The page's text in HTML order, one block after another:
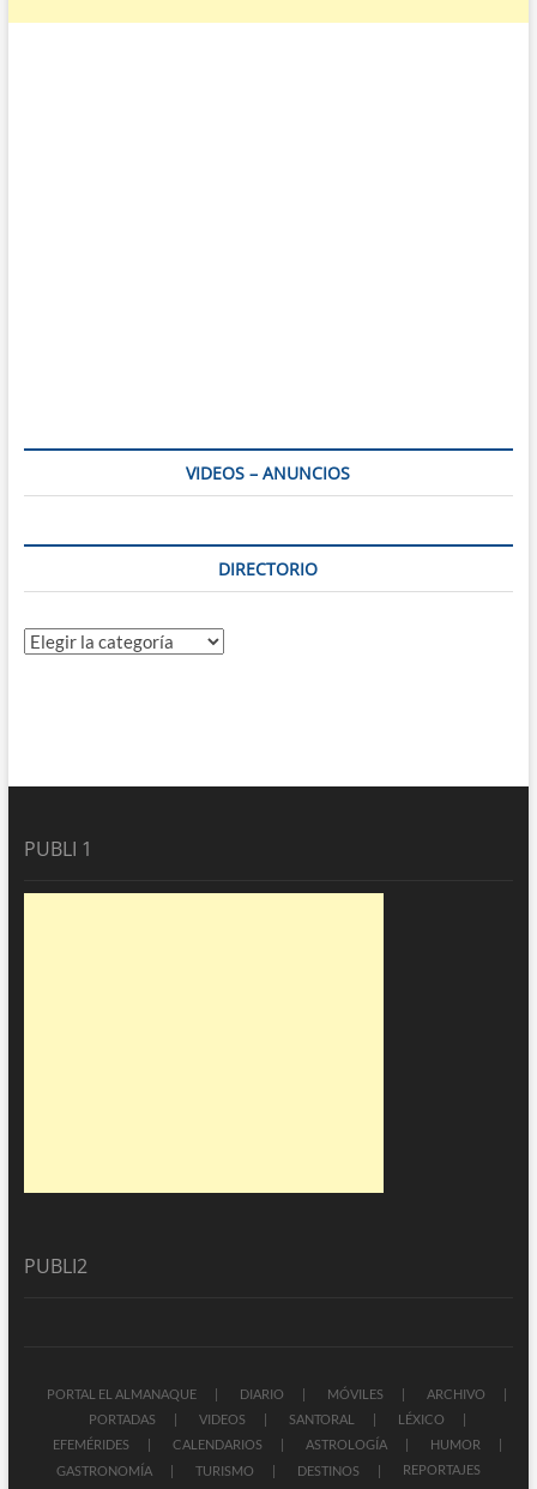
VIDEOS – ANUNCIOS
DIRECTORIO
Directorio
PUBLI 1
PUBLI2
PORTAL EL ALMANAQUE DIARIO MÓVILES
ARCHIVO
PORTADAS
VIDEOS SANTORAL
LÉXICO
EFEMÉRIDES
CALENDARIOS ASTROLOGÍA
HUMOR
GASTRONOMÍA
TURISMO DESTINOS REPORTAJES